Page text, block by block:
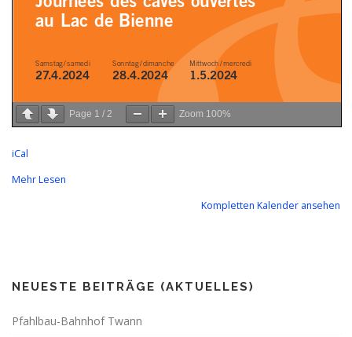
Page 1 / 2 Zoom 100%
iCal
Mehr Lesen
Kompletten Kalender ansehen
NEUESTE BEITRÄGE (AKTUELLES)
Pfahlbau-Bahnhof Twann